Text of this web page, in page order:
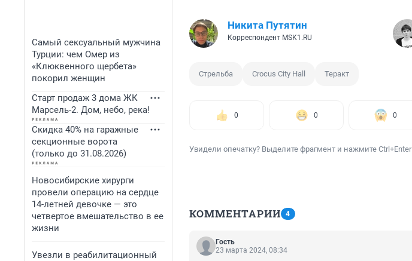
Самый сексуальный мужчина
Турции: чем Омер из
«Клюквенного щербета»
покорил женщин
Старт продаж 3 дома ЖК
Марсель-2. Дом, небо, река!
Скидка 40% на гаражные
секционные ворота
(только до 31.08.2026)
Новосибирские хирурги
провели операцию на сердце
14-летней девочке — это
четвертое вмешательство в ее
жизни
Увезли в реабилитационный
Никита Путятин
Корреспондент MSK1.RU
Стрельба Crocus City Hall Теракт
0 0 0
Увидели опечатку? Выделите фрагмент и нажмите Ctrl+Enter
КОММЕНТАРИИ 4
Гость
23 марта 2024, 08:34